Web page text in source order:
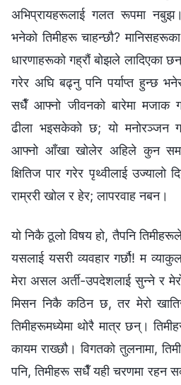
अभिप्रायहरूलाई गलत रूपमा
भनेको तिमीहरू चाहन्छौ?
धारणाहरूको गह्रौं बोझले लादिएका
गरेर अघि बढ्नु पनि पर्याप्त हुन्छ
सधैँ आफ्‍नो जीवनको बारेमा मजाक
ढीला भइसकेको छ; यो मनोरञ्जन
आफ्‍नो आँखा खोलेर अहिले कुन समय
क्षितिज पार गरेर पृथ्वीलाई
राम्ररी खोल र हेर; लापरवाह नबन।
यो निकै ठूलो विषय हो, तैपनि
यसलाई यसरी व्यवहार गर्छौ! म
मेरा असल अर्ती-उपदेशलाई सुन्‍ने र
मिसन निकै कठिन छ, तर मेरो
तिमीहरूमध्येमा थोरै मात्र छन्।
कायम राख्छौ। विगतको तुलनामा,
पनि, तिमीहरू सधैँ यही चरणमा रहन